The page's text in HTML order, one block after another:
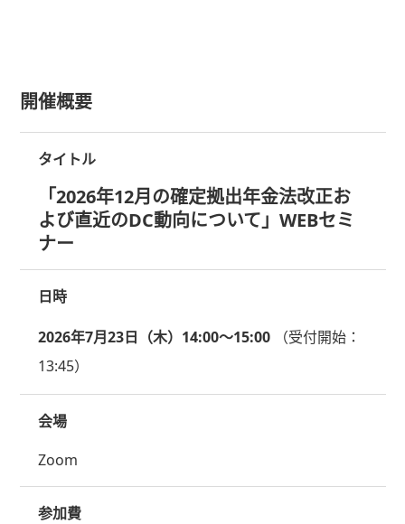
開催概要
タイトル
「2026年12月の確定拠出年金法改正お
よび直近のDC動向について」WEBセミ
ナー
日時
2026年7月23日（木）14:00～15:00
（受付開始：
13:45）
会場
Zoom
参加費